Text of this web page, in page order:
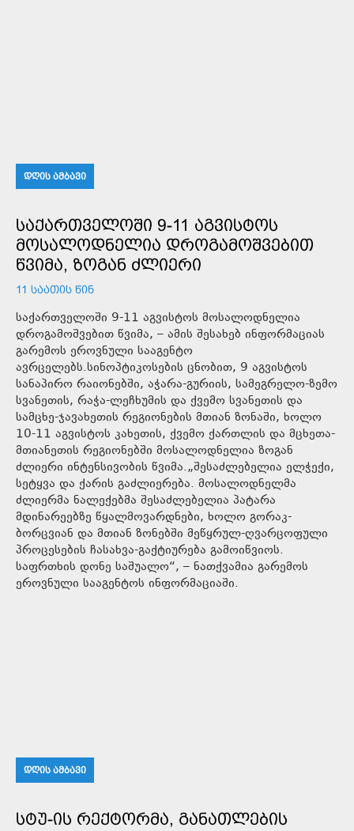
ᲓᲦᲘᲡ ᲐᲛᲑᲐᲕᲘ
ᲡᲐᲥᲐᲠᲗᲕᲔᲚᲝᲨᲘ 9-11 ᲐᲒᲕᲘᲡᲢᲝᲡ
ᲛᲝᲡᲐᲚᲝᲓᲜᲔᲚᲘᲐ ᲓᲠᲝᲒᲐᲛᲝᲨᲕᲔᲑᲘᲗ
ᲬᲕᲘᲛᲐ, ᲖᲝᲒᲐᲜ ᲫᲚᲘᲔᲠᲘ
11 ᲡᲐᲐᲗᲘᲡ ᲬᲘᲜ
საქართველოში 9-11 აგვისტოს მოსალოდნელია
დროგამოშვებით წვიმა, – ამის შესახებ ინფორმაციას
გარემოს ეროვნული სააგენტო
ავრცელებს.სინოპტიკოსების ცნობით, 9 აგვისტოს
სანაპირო რაიონებში, აჭარა-გურიის, სამეგრელო-ზემო
სვანეთის, რაჭა-ლეჩხუმის და ქვემო სვანეთის და
სამცხე-ჯავახეთის რეგიონების მთიან ზონაში, ხოლო
10-11 აგვისტოს კახეთის, ქვემო ქართლის და მცხეთა-
მთიანეთის რეგიონებში მოსალოდნელია ზოგან
ძლიერი ინტენსივობის წვიმა.„შესაძლებელია ელჭექი,
სეტყვა და ქარის გაძლიერება. მოსალოდნელმა
ძლიერმა ნალექებმა შესაძლებელია პატარა
მდინარეებზე წყალმოვარდნები, ხოლო გორაკ-
ბორცვიან და მთიან ზონებში მეწყრულ-ღვარცოფული
პროცესების ჩასახვა-გაქტიურება გამოიწვიოს.
საფრთხის დონე საშუალო“, – ნათქვამია გარემოს
ეროვნული სააგენტოს ინფორმაციაში.
ᲓᲦᲘᲡ ᲐᲛᲑᲐᲕᲘ
ᲡᲢᲣ-ᲘᲡ ᲠᲔᲥᲢᲝᲠᲛᲐ, ᲒᲐᲜᲐᲗᲚᲔᲑᲘᲡ